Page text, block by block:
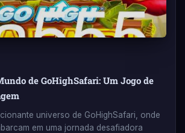
de GoHighSafari: Um Jogo de
universo de GoHighSafari, onde
em uma jornada desafiadora